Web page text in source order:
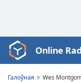
Video
Player
Online
Галоўная Wes